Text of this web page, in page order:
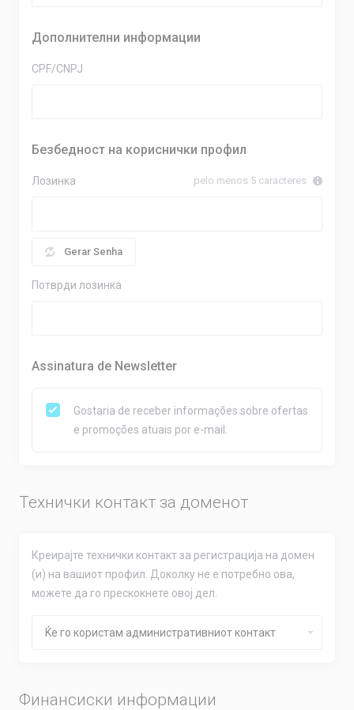
Дополнителни информации
CPF/CNPJ
Безбедност на кориснички профил
Лозинка pelo menos 5 caracteres
Gerar Senha
Потврди лозинка
Assinatura de Newsletter
Gostaria de receber informações sobre ofertas
e promoções atuais por e-mail.
Технички контакт за доменот
Креирајте технички контакт за регистрација на домен
(и) на вашиот профил. Доколку не е потребно ова,
можете да го прескокнете овој дел.
Финансиски информации